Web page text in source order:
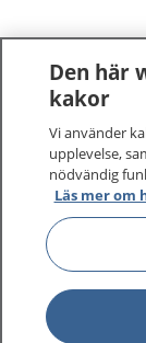
Den här
kakor
Vi använder
upplevelse,
nödvändig
Läs mer om